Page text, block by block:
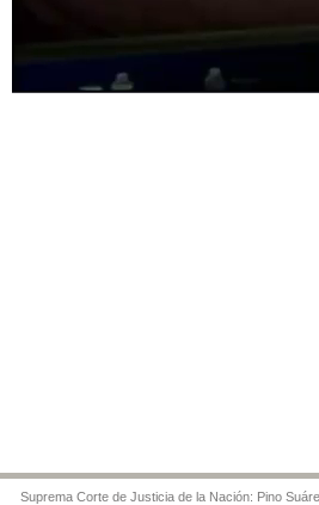
Suprema Corte de Justicia de la Nación: Pino